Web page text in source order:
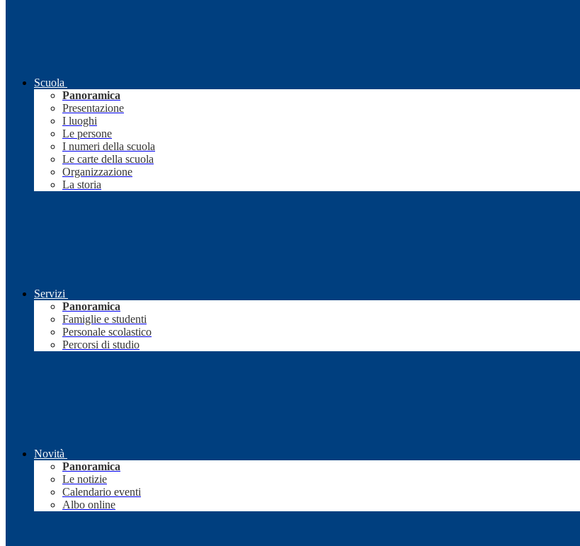
Scuola
Panoramica
Presentazione
I luoghi
Le persone
I numeri della scuola
Le carte della scuola
Organizzazione
La storia
Servizi
Panoramica
Famiglie e studenti
Personale scolastico
Percorsi di studio
Novità
Panoramica
Le notizie
Calendario eventi
Albo online